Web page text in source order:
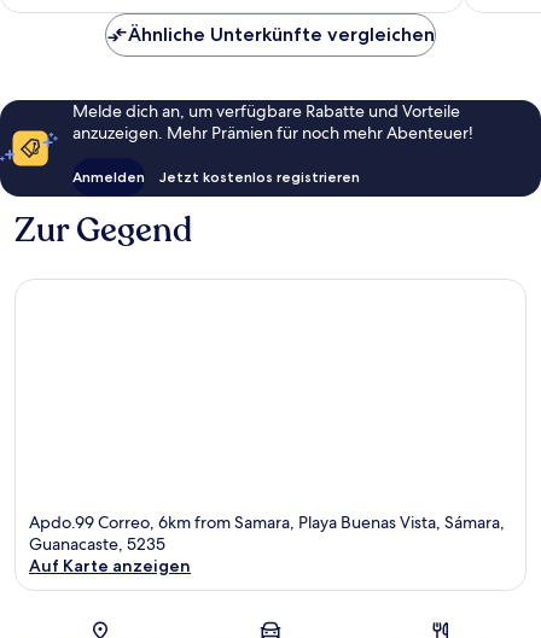
Ähnliche Unterkünfte vergleichen
Melde dich an, um verfügbare Rabatte und Vorteile
anzuzeigen. Mehr Prämien für noch mehr Abenteuer!
Anmelden Jetzt kostenlos registrieren
Zur Gegend
Apdo.99 Correo, 6km from Samara, Playa Buenas Vista, Sámara,
Guanacaste, 5235
Auf Karte anzeigen